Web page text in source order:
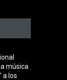
música
a los